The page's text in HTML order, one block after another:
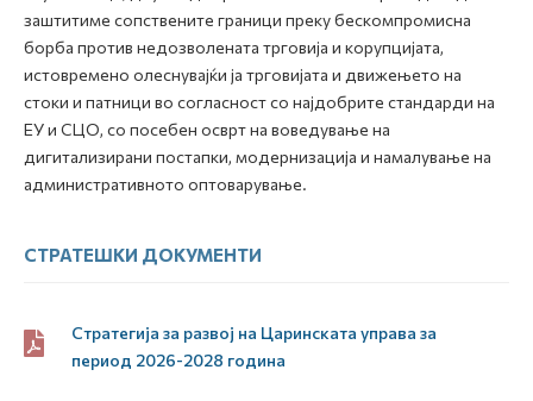
заштитиме сопствените граници преку бескомпромисна
борба против недозволената трговија и корупцијата,
истовремено олеснувајќи ја трговијата и движењето на
стоки и патници во согласност со најдобрите стандарди на
ЕУ и СЦО, со посебен осврт на воведување на
дигитализирани постапки, модернизација и намалување на
административното оптоварување.
СТРАТЕШКИ ДОКУМЕНТИ
Стратегија за развој на Царинската управа за
период 2026-2028 година